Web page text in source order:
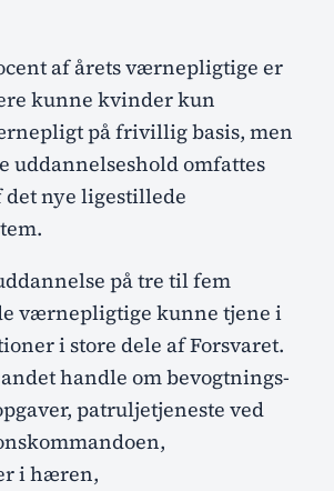
af årets værnepligtige er
kunne kvinder kun
på frivillig basis, men
uddannelseshold omfattes
det nye ligestillede
på tre til fem
værnepligtige kunne tjene i
i store dele af Forsvaret.
handle om bevogtnings-
patruljetjeneste ved
i hæren,